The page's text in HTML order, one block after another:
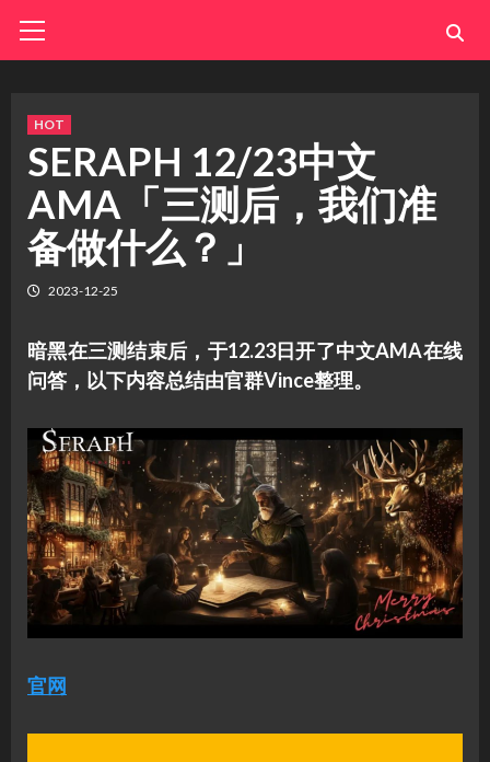
Menu
HOT
SERAPH 12/23中文
AMA「三测后，我们准
备做什么？」
2023-12-25
暗黑在三测结束后，于12.23日开了中文AMA在线
问答，以下内容总结由官群Vince整理。
官网